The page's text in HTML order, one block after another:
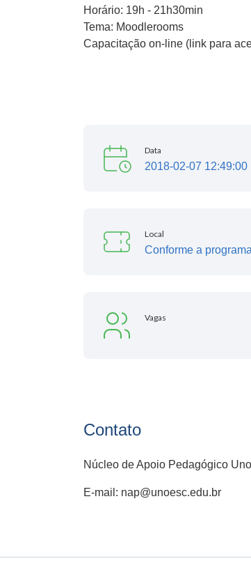
Horário: 19h - 21h30min
Tema: Moodlerooms
Capacitação on-line (link para
Data
2018-02-07 12:49:00
Local
Conforme a
Vagas
Contato
Núcleo de Apoio Pedagógico
E-mail: nap@unoesc.edu.br